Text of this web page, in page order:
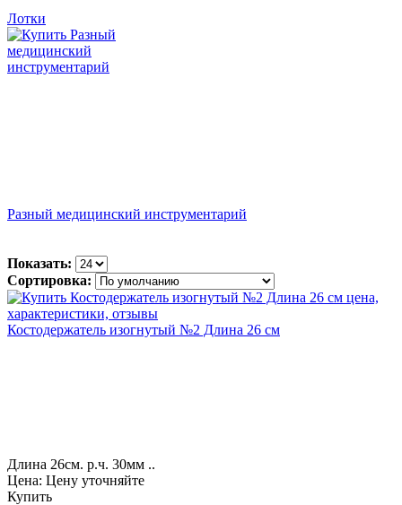
Лотки
Разный медицинский инструментарий
Показать:
Сортировка:
Костодержатель изогнутый №2 Длина 26 см
Длина 26см. р.ч. 30мм ..
Цена: Цену уточняйте
Купить